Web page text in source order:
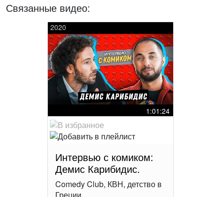
Связанные видео:
2020
1:01:24
Интервью с комиком:
Демис Карибидис.
Comedy Club, КВН, детство в